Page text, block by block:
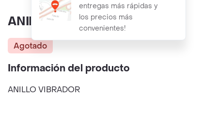
entregas más rápidas y
los precios más
convenientes!
ANILLO VIBRADOR
Agotado
Información del producto
ANILLO VIBRADOR